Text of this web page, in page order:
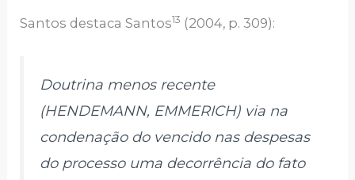
Santos destaca Santos13 (2004, p. 309):
Doutrina menos recente
(HENDEMANN, EMMERICH) via na
condenação do vencido nas despesas
do processo uma decorrência do fato